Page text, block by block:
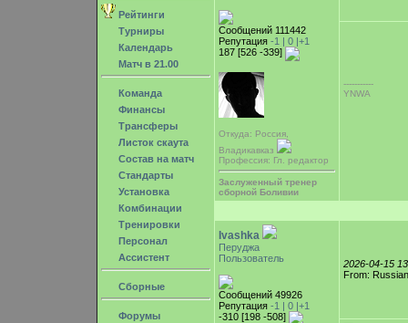
Рейтинги
Турниры
Календарь
Матч в 21.00
Команда
Финансы
Трансферы
Листок скаута
Состав на матч
Стандарты
Установка
Комбинации
Тренировки
Персонал
Ассистент
Сборные
Форумы
Сообщений 111442
Репутация -1 | 0 |+1
187 [526 -339]
Откуда: Россия,
Владикавказ
Профессия: Гл. редактор
Заслуженный тренер
сборной Боливии
-----------
YNWA
Ivashka
Перуджа
Пользователь
Сообщений 49926
Репутация -1 | 0 |+1
-310 [198 -508]
2026-04-15
From: